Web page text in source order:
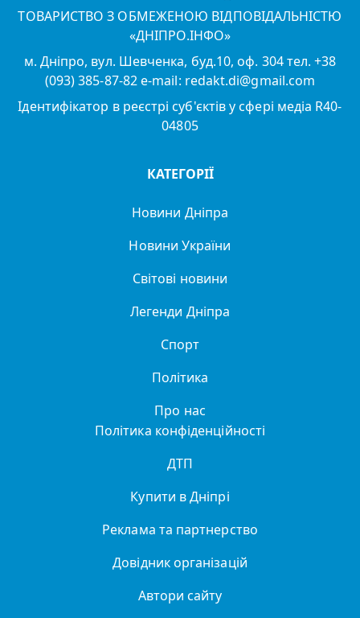
ТОВАРИСТВО З ОБМЕЖЕНОЮ ВІДПОВІДАЛЬНІСТЮ
«ДНІПРО.ІНФО»
м. Дніпро, вул. Шевченка, буд.10, оф. 304 тел. +38
(093) 385-87-82 e-mail: redakt.di@gmail.com
Ідентифікатор в реєстрі суб'єктів у сфері медіа R40-
04805
КАТЕГОРІЇ
Новини Дніпра
Новини України
Світові новини
Легенди Дніпра
Спорт
Політика
Про нас
Політика конфіденційності
ДТП
Купити в Дніпрі
Реклама та партнерство
Довідник організацій
Автори сайту